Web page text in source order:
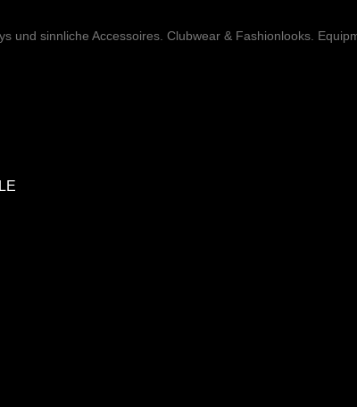
und sinnliche Accessoires. Clubwear & Fashionlooks.